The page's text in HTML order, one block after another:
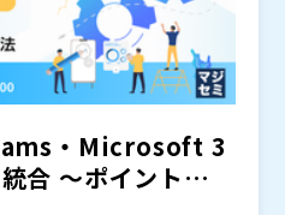
・Microsoft 3
合 〜ポイントをお